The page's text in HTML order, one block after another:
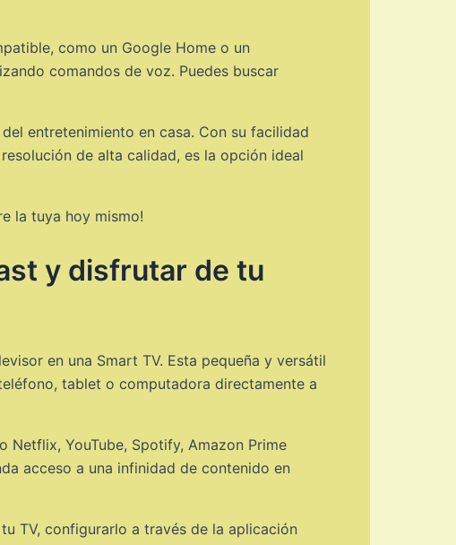
como un Google Home o un
comandos de voz. Puedes buscar
entretenimiento en casa. Con su facilidad
de alta calidad, es la opción ideal
la tuya hoy mismo!
y disfrutar de tu
en una Smart TV. Esta pequeña y versátil
tablet o computadora directamente a
YouTube, Spotify, Amazon Prime
acceso a una infinidad de contenido en
TV, configurarlo a través de la aplicación